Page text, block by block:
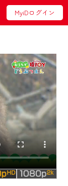
MyiDログイン
』は2024
！